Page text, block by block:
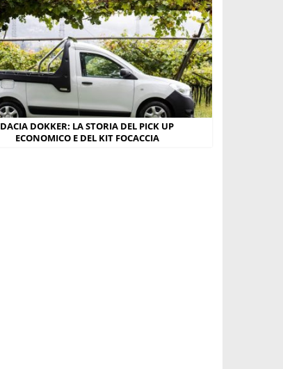
DACIA DOKKER: LA STORIA DEL PICK UP
ECONOMICO E DEL KIT FOCACCIA